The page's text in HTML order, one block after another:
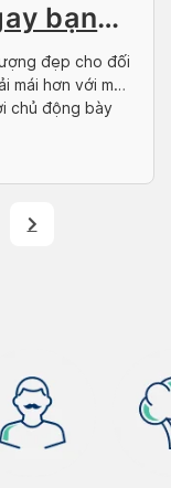
bạn
đẹp cho đối
mái hơn với một
chủ động bày
cháy với